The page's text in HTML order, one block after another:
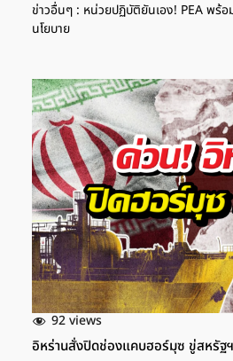
ข่าวอื่นๆ : หน่วยปฏิบัติยันเอง! PEA พร้อ
นโยบาย
92 views
อิหร่านสั่งปิดช่องแคบฮอร์มุซ ขู่สหรัฐ